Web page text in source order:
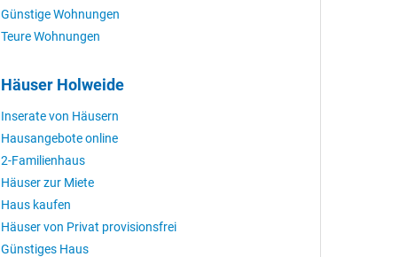
Günstige Wohnungen
Teure Wohnungen
Häuser Holweide
Inserate von Häusern
Hausangebote online
2-Familienhaus
Häuser zur Miete
Haus kaufen
Häuser von Privat provisionsfrei
Günstiges Haus